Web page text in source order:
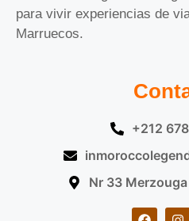
para vivir experiencias de
Marruecos.
+212
Nr 33